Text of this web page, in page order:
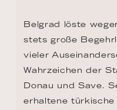
Belgrad löste
stets große
vieler
Wahrzeichen der
Donau und Save.
erhaltene